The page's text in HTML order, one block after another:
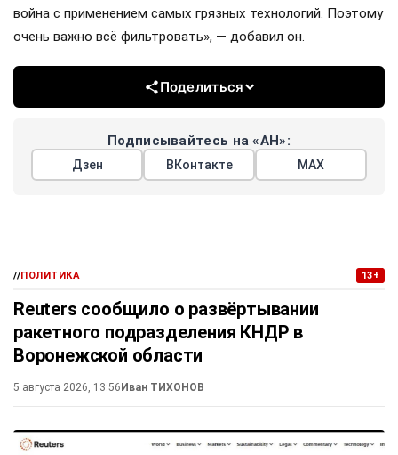
война с применением самых грязных технологий. Поэтому
очень важно всё фильтровать», — добавил он.
Поделиться
Подписывайтесь на «АН»:
Дзен ВКонтакте МАХ
//ПОЛИТИКА 13+
Reuters сообщило о развёртывании
ракетного подразделения КНДР в
Воронежской области
5 августа 2026, 13:56 Иван ТИХОНОВ